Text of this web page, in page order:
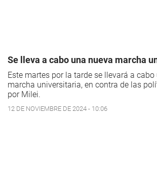
Se lleva a cabo una nueva marcha
Este martes por la tarde se llevará a cabo
marcha universitaria, en contra de las
por Milei.
12 DE NOVIEMBRE DE 2024 - 10:06